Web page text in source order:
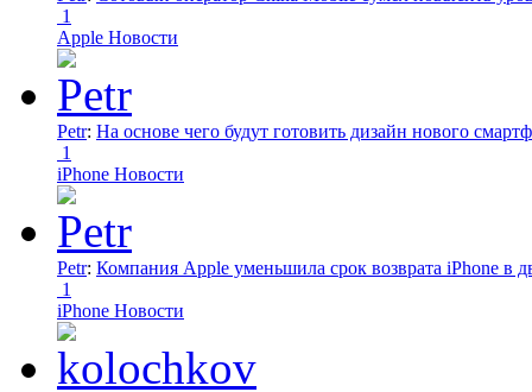
1
Apple Новости
Petr: На основе чего будут готовить дизайн нового
1
iPhone Новости
Petr: Компания Apple уменьшила срок возврата iPhone в
1
iPhone Новости